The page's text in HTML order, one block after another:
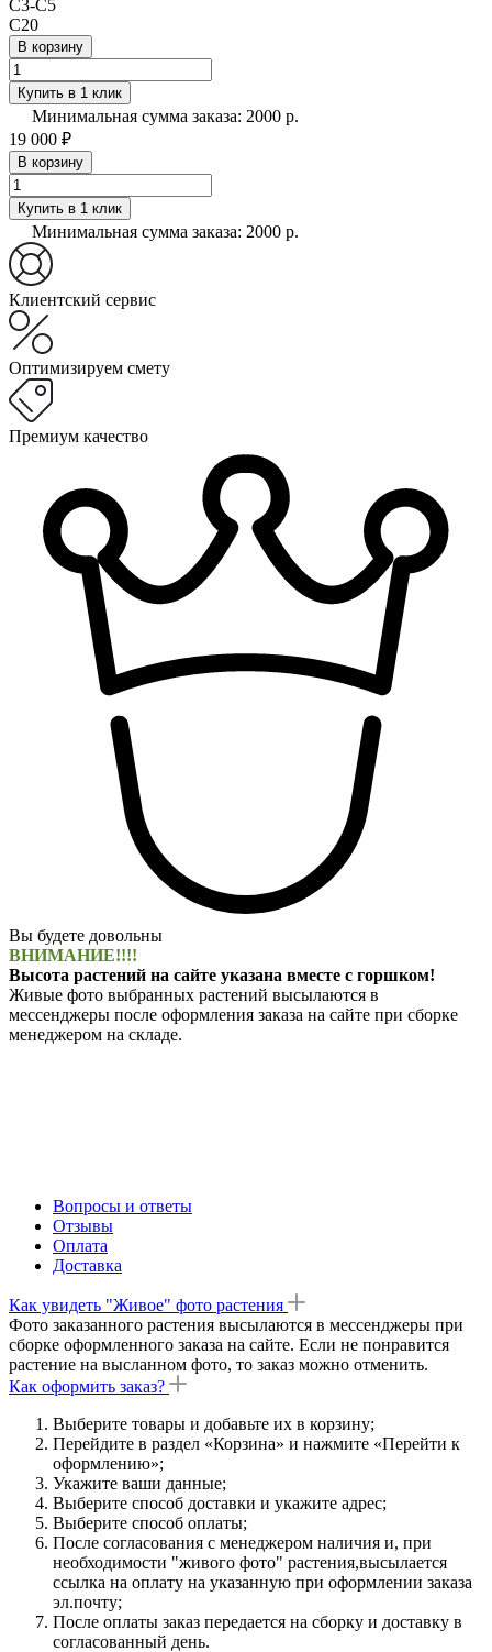
С3-С5
C20
В корзину
Купить в 1 клик
Минимальная сумма заказа: 2000 р.
19 000 ₽
В корзину
Купить в 1 клик
Минимальная сумма заказа: 2000 р.
Клиентский сервис
Оптимизируем смету
Премиум качество
Вы будете довольны
ВНИМАНИЕ!!!!
Высота растений на сайте указана вместе с горшком!
Живые фото выбранных растений высылаются в
мессенджеры после оформления заказа на сайте при сборке
менеджером на складе.
Вопросы и ответы
Отзывы
Оплата
Доставка
Как увидеть "Живое" фото растения
Фото заказанного растения высылаются в мессенджеры при
сборке оформленного заказа на сайте. Если не понравится
растение на высланном фото, то заказ можно отменить.
Как оформить заказ?
Выберите товары и добавьте их в корзину;
Перейдите в раздел «Корзина» и нажмите «Перейти к
оформлению»;
Укажите ваши данные;
Выберите способ доставки и укажите адрес;
Выберите способ оплаты;
После согласования с менеджером наличия и, при
необходимости "живого фото" растения,высылается
ссылка на оплату на указанную при оформлении заказа
эл.почту;
После оплаты заказ передается на сборку и доставку в
согласованный день.